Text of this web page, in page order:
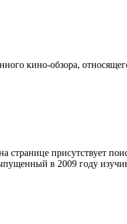
кино-обзора,
странице присутствует
в 2009 году